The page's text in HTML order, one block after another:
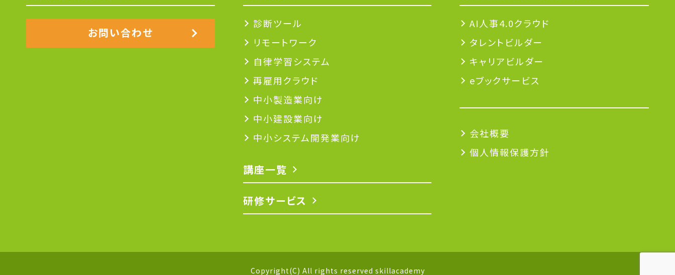
お問い合わせ
診断ツール
リモートワーク
自律学習システム
再雇用クラウド
中小製造業向け
中小建設業向け
中小システム開発業向け
講座一覧
研修サービス
AI人事4.0クラウド
タレントビルダー
キャリアビルダー
eブックサービス
会社概要
個人情報保護方針
Copyright(C) All rights reserved skillacademy